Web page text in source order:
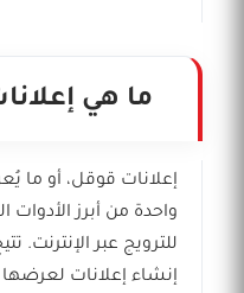
ما هي
واحدة من أبرز
للترويج عبر الإنترنت.
إنشاء إعلانات